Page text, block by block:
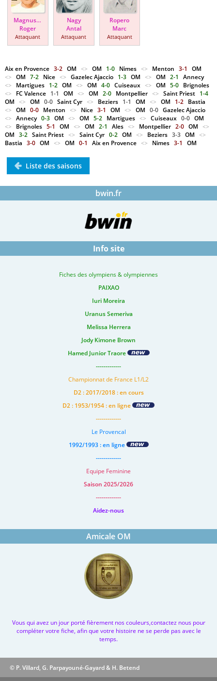
Magnusson
Roger
Attaquant
Nagy
Antal
Attaquant
Ropero
Marc
Attaquant
Aix en Provence 3-2 OM <> OM 1-0 Nimes <> Menton 3-1
OM
<> OM 7-2 Nice <> Gazelec Ajaccio 1-3 OM <> OM 2-1
Annecy
<> Martigues 1-2 OM <> OM 4-0 Cuiseaux <> OM 5-0 Brignoles
<> FC Valence 1-1 OM <> OM 2-0 Montpellier <> Saint Priest 1-4
OM <> OM 0-0 Saint Cyr <> Beziers 1-1 OM <> OM 1-2 Bastia
<> OM 0-0 Menton <> Nice 3-1 OM <> OM 0-0 Gazelec Ajaccio
<> Annecy 0-3 OM <> OM 5-2 Martigues <> Cuiseaux 0-0 OM
<> Brignoles 5-1 OM <> OM 2-1 Ales <> Montpellier 2-0 OM <>
OM 3-2 Saint Priest <> Saint Cyr 0-2 OM <> Beziers 3-3 OM <>
Bastia 3-0 OM <> OM 0-1 Aix en Provence <> Nimes 3-1 OM
Liste des saisons
bwin.fr
Info site
Fiches des olympiens & olympiennes
PAIXAO
Iuri Moreira
Uranus Semeriva
Melissa Herrera
Jody Kimone Brown
Hamed Junior Traore
-------------
Championnat de France L1/L2
D2 : 2017/2018 : en cours
D2 : 1953/1954 : en ligne
-------------
Le Provencal
1992/1993 : en ligne
-------------
Equipe Feminine
Saison 2025/2026
-------------
Aidez-nous
Amicale OM
Vous qui avez un jour porté fièrement nos couleurs,contactez nous pour
compléter votre fiche, afin que votre histoire ne se perde pas avec le
temps.
© P. Villard, G. Parpayouné-Gayard & H. Betend